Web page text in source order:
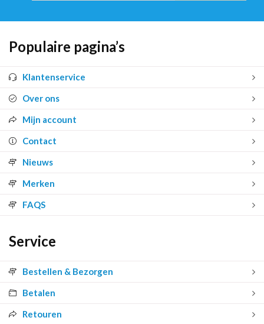
Populaire pagina’s
Klantenservice
Over ons
Mijn account
Contact
Nieuws
Merken
FAQS
Service
Bestellen & Bezorgen
Betalen
Retouren